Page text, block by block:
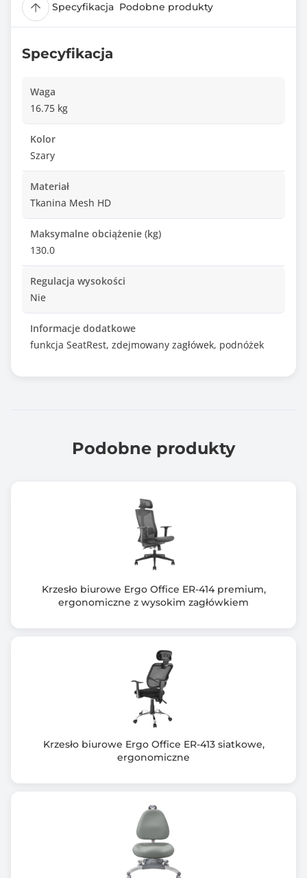
Specyfikacja Podobne produkty
Specyfikacja
Waga
16.75 kg
Kolor
Szary
Materiał
Tkanina Mesh HD
Maksymalne obciążenie (kg)
130.0
Regulacja wysokości
Nie
Informacje dodatkowe
funkcja SeatRest, zdejmowany zagłówek, podnóżek
Podobne produkty
Krzesło biurowe Ergo Office ER-414 premium,
ergonomiczne z wysokim zagłówkiem
Krzesło biurowe Ergo Office ER-413 siatkowe,
ergonomiczne